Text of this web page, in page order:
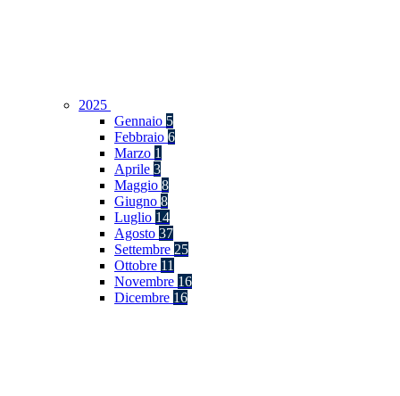
2025
Gennaio 5
Febbraio 6
Marzo 1
Aprile 3
Maggio 8
Giugno 8
Luglio 14
Agosto 37
Settembre 25
Ottobre 11
Novembre 16
Dicembre 16